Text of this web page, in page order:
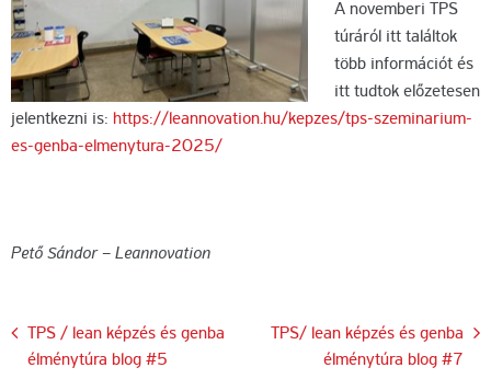
A novemberi TPS
túráról itt találtok
több információt és
itt tudtok előzetesen
jelentkezni is: https://leannovation.hu/kepzes/tps-szeminarium-
es-genba-elmenytura-2025/
Pető Sándor – Leannovation
Bejegyzés
navigáció
TPS / lean képzés és genba
élménytúra blog #5
TPS/ lean képzés és genba
élménytúra blog #7